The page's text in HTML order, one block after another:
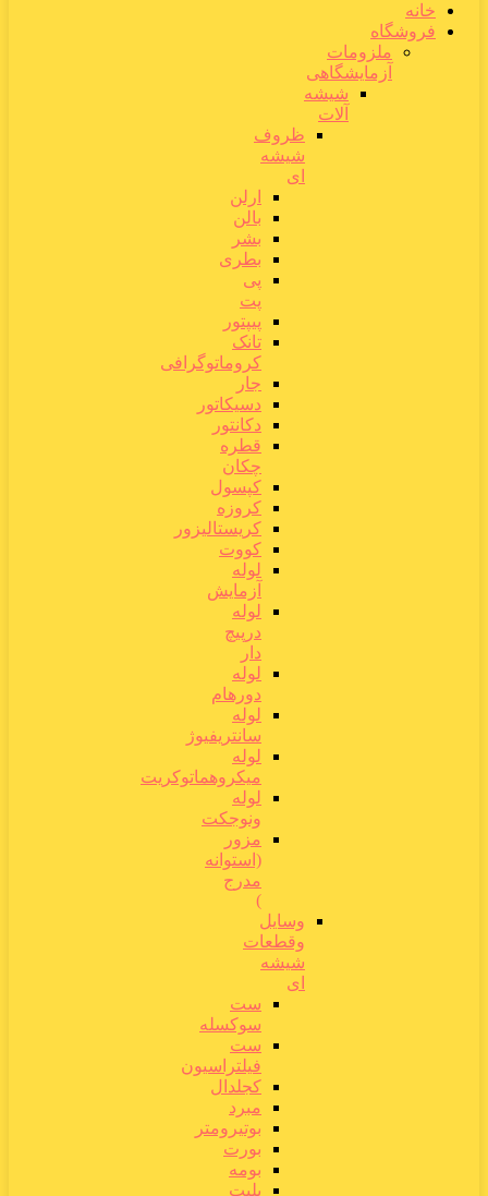
خانه
فروشگاه
ملزومات
آزمایشگاهی
شیشه
آلات
ظروف
شیشه
ای
ارلن
بالن
بشر
بطری
پی
پت
پیپتور
تانک
کروماتوگرافی
جار
دسیکاتور
دکانتور
قطره
چکان
کپسول
کروزه
کریستالیزور
کووت
لوله
آزمایش
لوله
درپیچ
دار
لوله
دورهام
لوله
سانتریفیوژ
لوله
میکروهماتوکریت
لوله
ونوجکت
مزور
(استوانه
مدرج
)
وسایل
وقطعات
شیشه
ای
ست
سوکسله
ست
فیلتراسیون
کجلدال
مبرد
بوتیرومتر
بورت
بومه
پلیت